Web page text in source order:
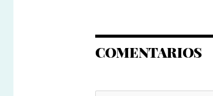
COMENTARIOS